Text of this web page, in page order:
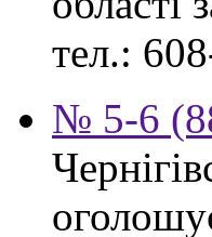
тел.:
№ 5-6